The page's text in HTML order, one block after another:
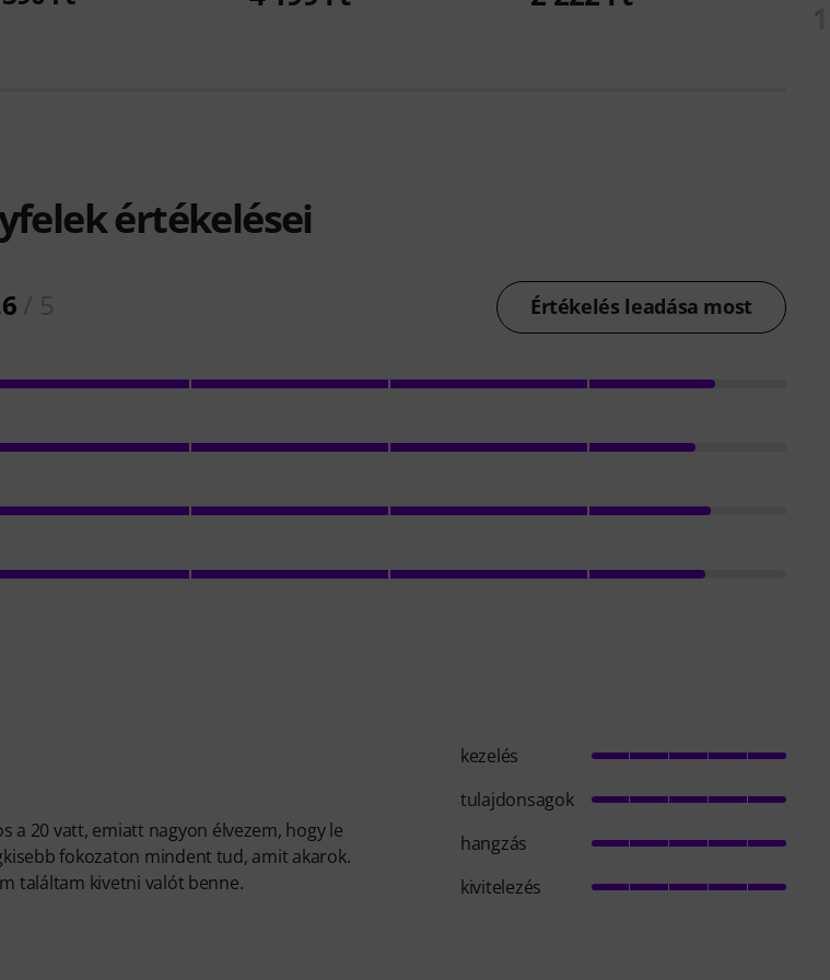
értékelései
Értékelés leadása most
a 20 vatt, emiatt nagyon élvezem, hogy le
fokozaton mindent tud, amit akarok.
találtam kivetni valót benne.
kezelés
tulajdonsagok
hangzás
kivitelezés